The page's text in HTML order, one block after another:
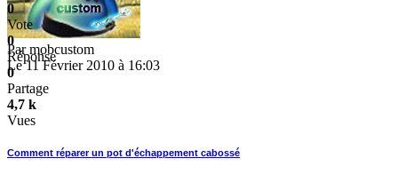
Parmobcustom
Le 11 Février 2010 à 16:03
0
Vote
0
Réponse
0
Partage
4,7 k
Vues
Comment réparer un pot d'échappement cabossé